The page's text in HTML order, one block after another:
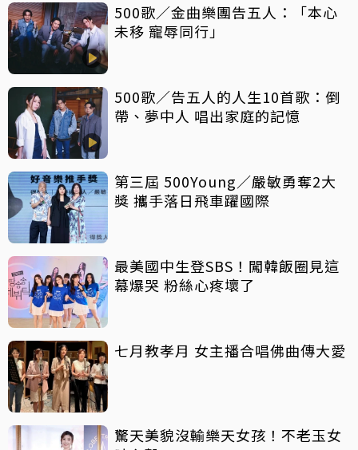
500歌／金曲樂團告五人：「本心
未移 寵辱同行」
500歌／告五人的人生10首歌：倒
帶、夢中人 唱出家庭的記憶
第三屆 500Young／嚴敏勇奪2大
獎 攜手落日飛車躍國際
最美國中生登SBS！闖韓飯圈見這
幕爆哭 粉絲心疼壞了
七月教孝月 女主播合唱佛曲傳大愛
驚天美貌沒輸樂天女孩！不老玉女